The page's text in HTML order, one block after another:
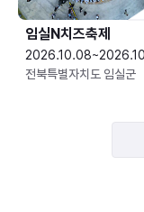
임실N치즈축제
전북특별자치도 임실군